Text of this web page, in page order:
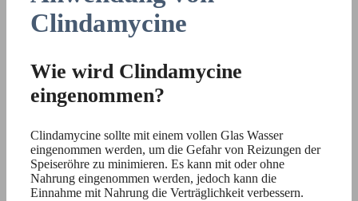
Clindamycine
Wie wird Clindamycine
eingenommen?
Clindamycine sollte mit einem vollen Glas Wasser
eingenommen werden, um die Gefahr von Reizungen der
Speiseröhre zu minimieren. Es kann mit oder ohne
Nahrung eingenommen werden, jedoch kann die
Einnahme mit Nahrung die Verträglichkeit verbessern.